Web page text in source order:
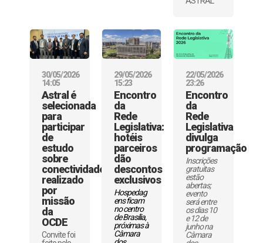
30/05/2026
14:05
Astral é
selecionada
para
participar
de
estudo
sobre
conectividade
realizado
por
missão
da
OCDE
Convite foi
29/05/2026
15:23
Encontro
da
Rede
Legislativa:
hotéis
parceiros
dão
descontos
exclusivos
Hospedag
ens ficam
no centro
de Brasília,
próximas à
Câmara
22/05/2026
23:26
Encontro
da
Rede
Legislativa
divulga
programação
Inscrições
gratuitas
estão
abertas;
evento
será entre
os dias 10
e 12 de
junho na
Câmara